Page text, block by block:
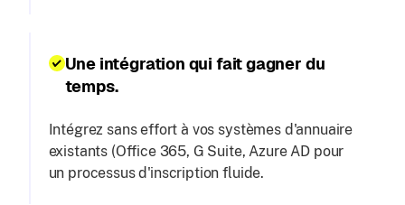
Une intégration qui fait gagner du
temps.
Intégrez sans effort à vos systèmes d'annuaire
existants (Office 365, G Suite, Azure AD pour
un processus d'inscription fluide.